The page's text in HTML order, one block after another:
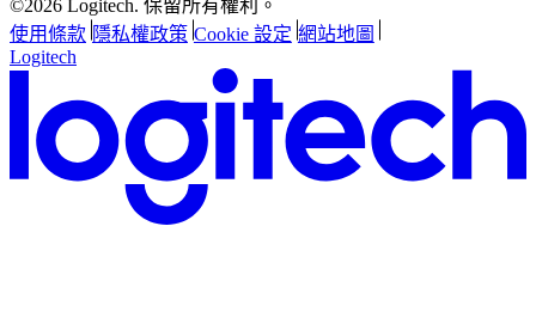
©2026 Logitech. 保留所有權利。
使用條款 隱私權政策 Cookie 設定 網站地圖
Logitech